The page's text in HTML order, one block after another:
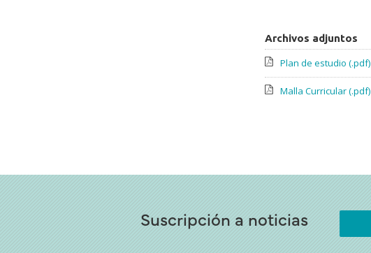
Archivos adjuntos
Plan de estudio (.pdf)
Malla Curricular (.pdf)
Suscripción a noticias